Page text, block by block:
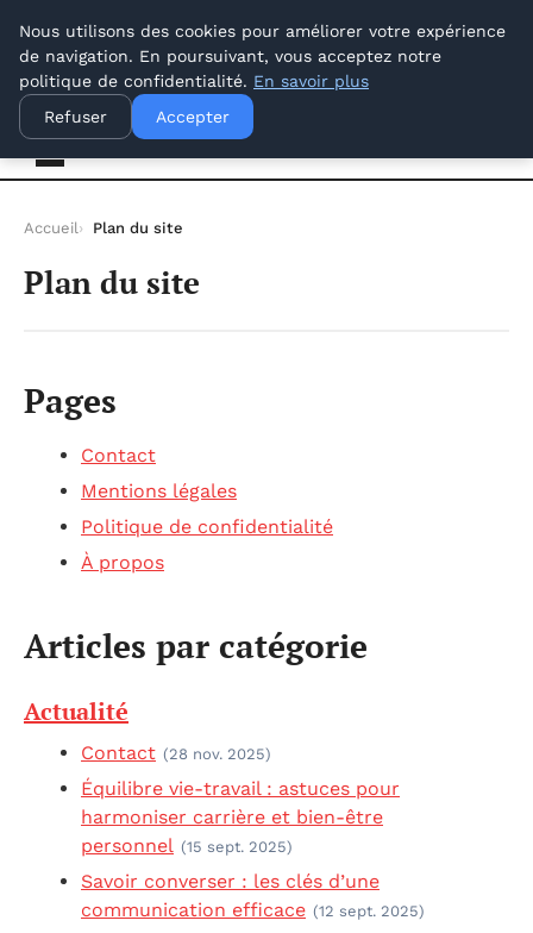
samedi 8 août 2026
Offways.fr
Accueil Plan du site
Plan du site
Pages
Contact
Mentions légales
Politique de confidentialité
À propos
Articles par catégorie
Actualité
Contact (28 nov. 2025)
Équilibre vie-travail : astuces pour
harmoniser carrière et bien-être
personnel (15 sept. 2025)
Savoir converser : les clés d’une
communication efficace (12 sept. 2025)
Nous utilisons des cookies pour améliorer votre expérience
de navigation. En poursuivant, vous acceptez notre
politique de confidentialité. En savoir plus
Refuser
Accepter